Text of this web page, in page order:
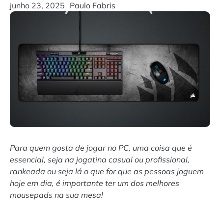
junho 23, 2025 Paulo Fabris
Para quem gosta de jogar no PC, uma coisa que é
essencial, seja na jogatina casual ou profissional,
rankeada ou seja lá o que for que as pessoas joguem
hoje em dia, é importante ter um dos melhores
mousepads na sua mesa!